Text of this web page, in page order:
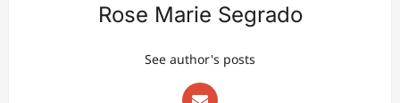
Rose Marie Segrado
See author's posts